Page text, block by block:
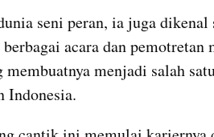
seni peran, ia juga dikenal
acara dan pemotretan
membuatnya menjadi salah
Indonesia.